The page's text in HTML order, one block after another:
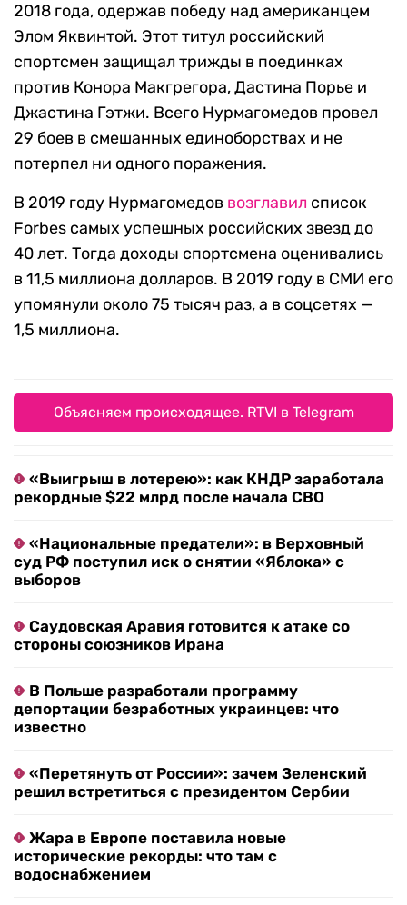
2018 года, одержав победу над американцем
Элом Яквинтой. Этот титул российский
спортсмен защищал трижды в поединках
против Конора Макгрегора, Дастина Порье и
Джастина Гэтжи. Всего Нурмагомедов провел
29 боев в смешанных единоборствах и не
потерпел ни одного поражения.
В 2019 году Нурмагомедов возглавил список
Forbes самых успешных российских звезд до
40 лет. Тогда доходы спортсмена оценивались
в 11,5 миллиона долларов. В 2019 году в СМИ его
упомянули около 75 тысяч раз, а в соцсетях —
1,5 миллиона.
Объясняем происходящее. RTVI в Telegram
«Выигрыш в лотерею»: как КНДР заработала
рекордные $22 млрд после начала СВО
«Национальные предатели»: в Верховный
суд РФ поступил иск о снятии «Яблока» с
выборов
Саудовская Аравия готовится к атаке со
стороны союзников Ирана
В Польше разработали программу
депортации безработных украинцев: что
известно
«Перетянуть от России»: зачем Зеленский
решил встретиться с президентом Сербии
Жара в Европе поставила новые
исторические рекорды: что там с
водоснабжением